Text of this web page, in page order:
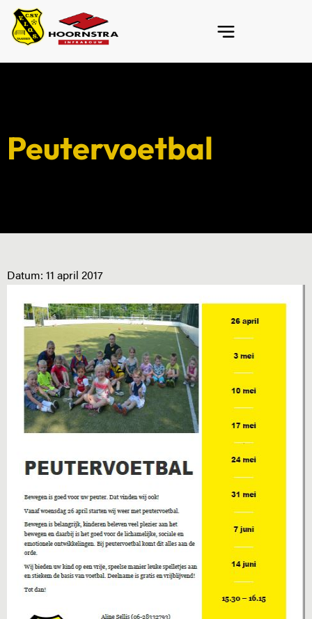
Peutervoetbal
Datum: 11 april 2017